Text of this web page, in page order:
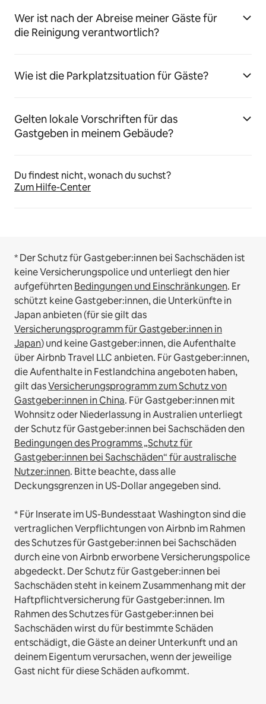
Wer ist nach der Abreise meiner Gäste für
die Reinigung verantwortlich?
Wie ist die Parkplatzsituation für Gäste?
Gelten lokale Vorschriften für das
Gastgeben in meinem Gebäude?
Du findest nicht, wonach du suchst?
Zum Hilfe-Center
* Der Schutz für Gastgeber:innen bei Sachschäden ist
keine Versicherungspolice und unterliegt den hier
aufgeführtenBedingungen und Einschränkungen. Er
schützt keine Gastgeber:innen, die Unterkünfte in
Japan anbieten (für sie gilt das
Versicherungsprogramm für Gastgeber:innen in
Japan) und keine Gastgeber:innen, die Aufenthalte
über Airbnb Travel LLC anbieten. Für Gastgeber:innen,
die Aufenthalte in Festlandchina angeboten haben,
gilt dasVersicherungsprogramm zum Schutz von
Gastgeber:innen in China. Für Gastgeber:innen mit
Wohnsitz oder Niederlassung in Australien unterliegt
der Schutz für Gastgeber:innen bei Sachschäden den
Bedingungen des Programms „Schutz für
Gastgeber:innen bei Sachschäden“ für australische
Nutzer:innen. Bitte beachte, dass alle
Deckungsgrenzen in US-Dollar angegeben sind.
* Für Inserate im US-Bundesstaat Washington sind die
vertraglichen Verpflichtungen von Airbnb im Rahmen
des Schutzes für Gastgeber:innen bei Sachschäden
durch eine von Airbnb erworbene Versicherungspolice
abgedeckt. Der Schutz für Gastgeber:innen bei
Sachschäden steht in keinem Zusammenhang mit der
Haftpflichtversicherung für Gastgeber:innen. Im
Rahmen des Schutzes für Gastgeber:innen bei
Sachschäden wirst du für bestimmte Schäden
entschädigt, die Gäste an deiner Unterkunft und an
deinem Eigentum verursachen, wenn der jeweilige
Gast nicht für diese Schäden aufkommt.